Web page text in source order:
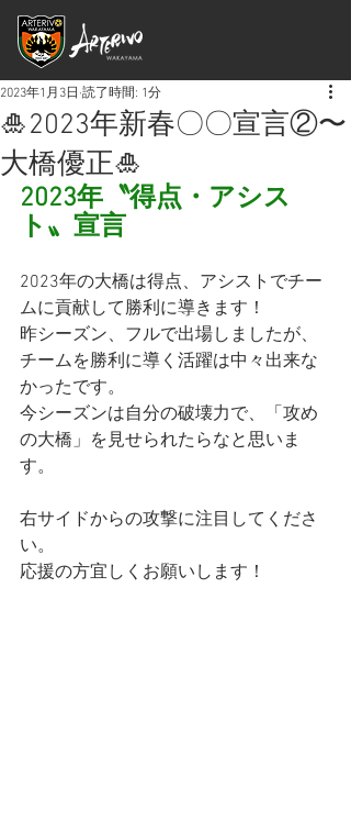
🎍2023年新春〇〇宣言②〜
大橋優正🎍
2023年1月3日 読了時間: 1分
2023年〝得点・アシス
ト〟宣言
2023年の大橋は得点、アシストでチー
ムに貢献して勝利に導きます！
昨シーズン、フルで出場しましたが、
チームを勝利に導く活躍は中々出来な
かったです。
今シーズンは自分の破壊力で、「攻め
の大橋」を見せられたらなと思いま
す。
右サイドからの攻撃に注目してくださ
い。
応援の方宜しくお願いします！